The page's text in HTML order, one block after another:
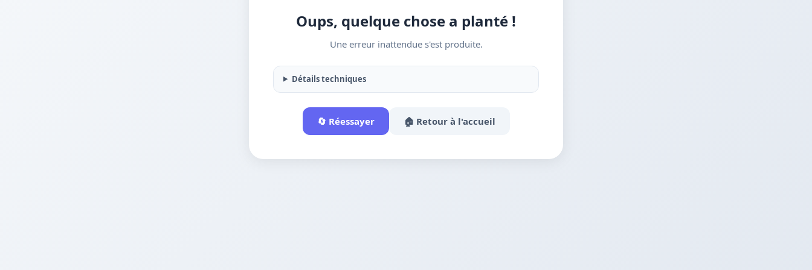
Oups, quelque chose a planté !
Une erreur inattendue s'est produite.
Détails techniques
🔄 Réessayer 🏠 Retour à l'accueil